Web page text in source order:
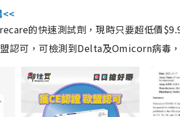
<<
的快速測試劑，現時只要超低價
認可，可檢測到Delta及Omicorn病毒